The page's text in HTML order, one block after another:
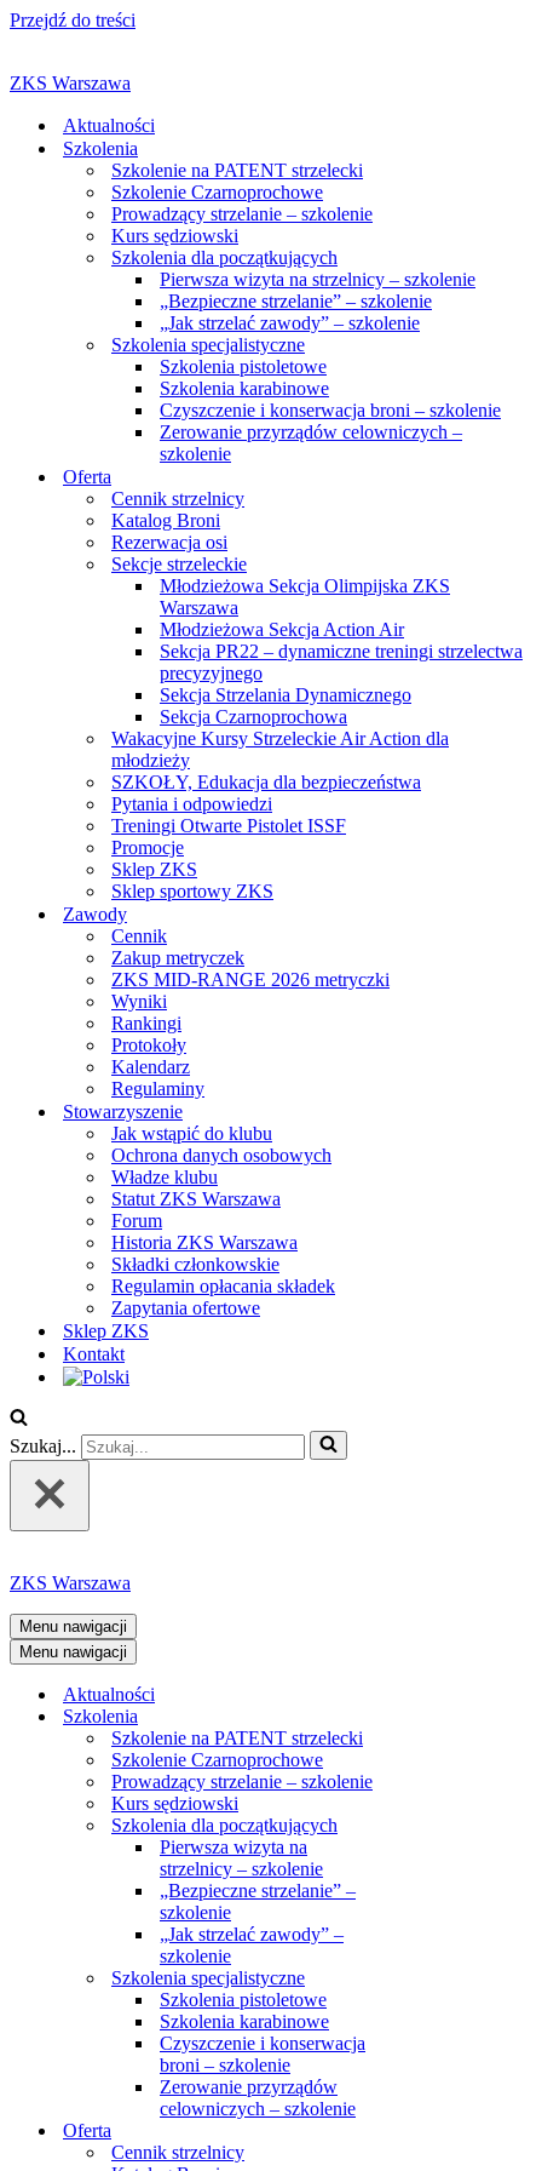
Przejdź do treści
ZKS Warszawa
Aktualności
Szkolenia
Szkolenie na PATENT strzelecki
Szkolenie Czarnoprochowe
Prowadzący strzelanie – szkolenie
Kurs sędziowski
Szkolenia dla początkujących
Pierwsza wizyta na strzelnicy – szkolenie
„Bezpieczne strzelanie” – szkolenie
„Jak strzelać zawody” – szkolenie
Szkolenia specjalistyczne
Szkolenia pistoletowe
Szkolenia karabinowe
Czyszczenie i konserwacja broni – szkolenie
Zerowanie przyrządów celowniczych –
szkolenie
Oferta
Cennik strzelnicy
Katalog Broni
Rezerwacja osi
Sekcje strzeleckie
Młodzieżowa Sekcja Olimpijska ZKS
Warszawa
Młodzieżowa Sekcja Action Air
Sekcja PR22 – dynamiczne treningi strzelectwa
precyzyjnego
Sekcja Strzelania Dynamicznego
Sekcja Czarnoprochowa
Wakacyjne Kursy Strzeleckie Air Action dla
młodzieży
SZKOŁY, Edukacja dla bezpieczeństwa
Pytania i odpowiedzi
Treningi Otwarte Pistolet ISSF
Promocje
Sklep ZKS
Sklep sportowy ZKS
Zawody
Cennik
Zakup metryczek
ZKS MID-RANGE 2026 metryczki
Wyniki
Rankingi
Protokoły
Kalendarz
Regulaminy
Stowarzyszenie
Jak wstąpić do klubu
Ochrona danych osobowych
Władze klubu
Statut ZKS Warszawa
Forum
Historia ZKS Warszawa
Składki członkowskie
Regulamin opłacania składek
Zapytania ofertowe
Sklep ZKS
Kontakt
Szukaj...
ZKS Warszawa
Menu nawigacji
Menu nawigacji
Aktualności
Szkolenia
Szkolenie na PATENT strzelecki
Szkolenie Czarnoprochowe
Prowadzący strzelanie – szkolenie
Kurs sędziowski
Szkolenia dla początkujących
Pierwsza wizyta na
strzelnicy – szkolenie
„Bezpieczne strzelanie” –
szkolenie
„Jak strzelać zawody” –
szkolenie
Szkolenia specjalistyczne
Szkolenia pistoletowe
Szkolenia karabinowe
Czyszczenie i konserwacja
broni – szkolenie
Zerowanie przyrządów
celowniczych – szkolenie
Oferta
Cennik strzelnicy